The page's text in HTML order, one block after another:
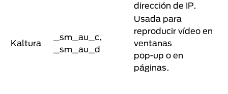
dirección de IP.
Kaltura
_sm_au_c,
_sm_au_d
Usada para
reproducir vídeo en
ventanas
pop-up o en
páginas.